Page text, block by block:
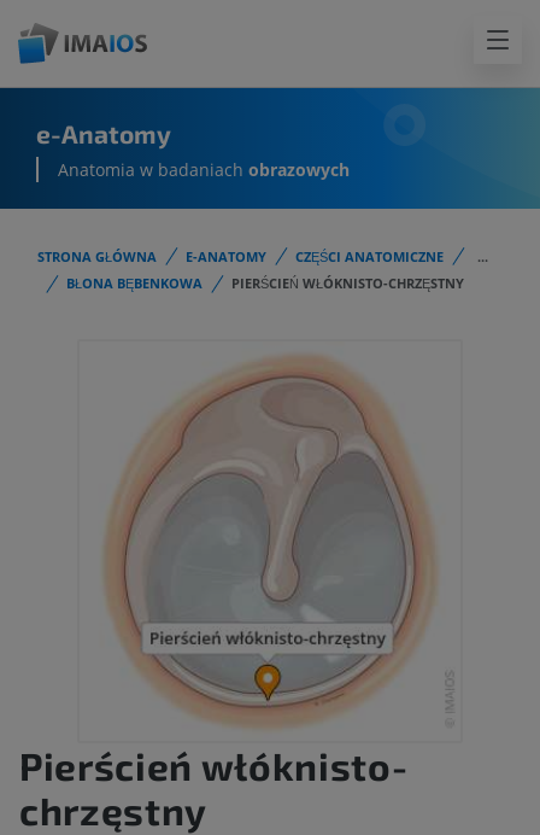
e-Anatomy
Anatomia w badaniach obrazowych
STRONA GŁÓWNA E-ANATOMY CZĘŚCI ANATOMICZNE
...
BŁONA BĘBENKOWA
PIERŚCIEŃ WŁÓKNISTO-CHRZĘSTNY
Pierścień włóknisto-
chrzęstny